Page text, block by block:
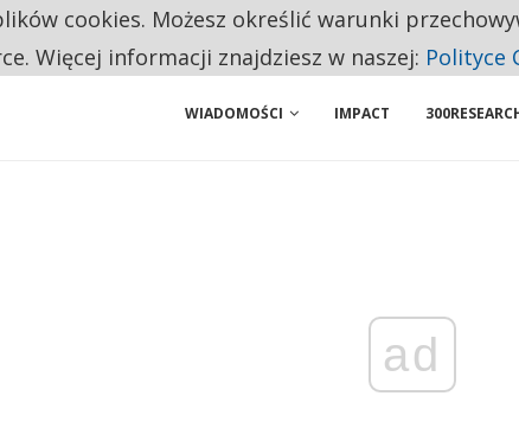
W EUROPEJSKI PRZEMYSŁ. NA LIŚCIE SĄ DWA PODMIOTY Z POLSKI
WIADOMOŚCI IMPACT
ad
cookies. Możesz określić warunki
Więcej informacji znajdziesz w naszej: Polityce